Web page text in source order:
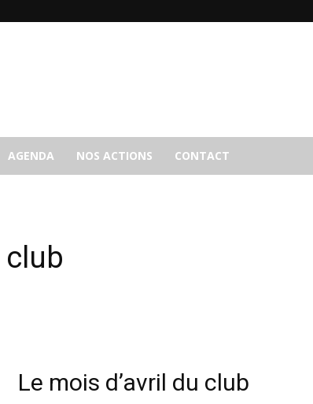
AGENDA NOS ACTIONS CONTACT
club
Le mois d’avril du club